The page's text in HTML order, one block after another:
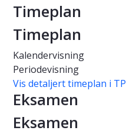
Timeplan
Timeplan
Kalendervisning
Periodevisning
Vis detaljert timeplan i TP
Eksamen
Eksamen